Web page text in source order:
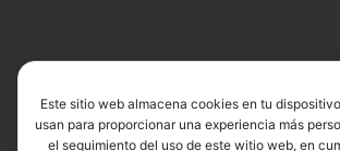
Este sitio web almacena cookies en tu
usan para proporcionar una experiencia más
el seguimiento del uso de este witio web, en